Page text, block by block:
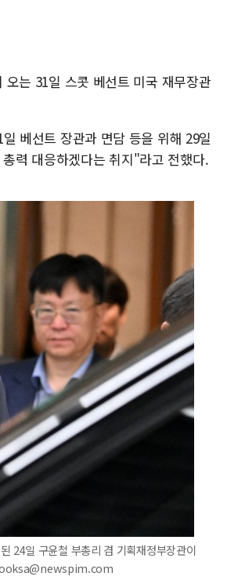
여야, 황희 '버스 하우
는 31일 스콧 베선트 미국 재무장관
베선트 장관과 면담 등을 위해 29일
력 대응하겠다는 취지"라고 전했다.
24일 구윤철 부총리 겸 기획재정부장관이